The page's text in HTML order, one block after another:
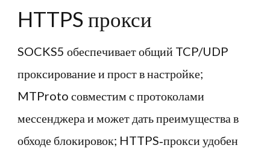
HTTPS прокси
SOCKS5 обеспечивает общий TCP/UDP
проксирование и прост в настройке;
MTProto совместим с протоколами
мессенджера и может дать преимущества в
обходе блокировок; HTTPS‑прокси удобен